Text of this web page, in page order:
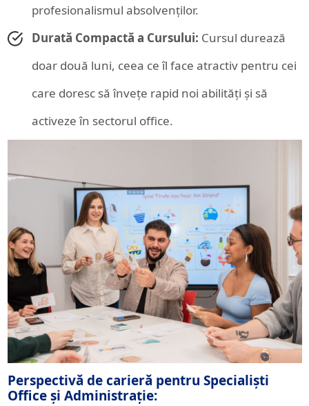
profesionalismul absolvenților.
Durată Compactă a Cursului: Cursul durează
doar două luni, ceea ce îl face atractiv pentru cei
care doresc să învețe rapid noi abilități și să
activeze în sectorul office.
Perspectivă de carieră pentru Specialiști
Office și Administrație: